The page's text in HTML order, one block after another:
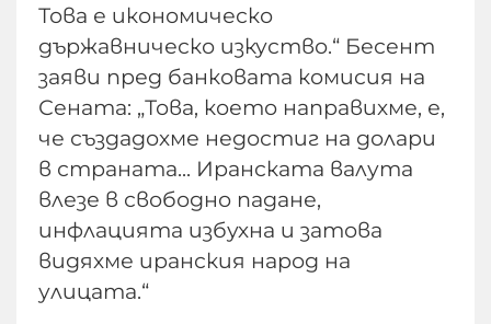
Това е икономическо
държавническо изкуство.“ Бесент
заяви пред банковата комисия на
Сената: „Това, което направихме, е,
че създадохме недостиг на долари
в страната... Иранската валута
влезе в свободно падане,
инфлацията избухна и затова
видяхме иранския народ на
улицата.“